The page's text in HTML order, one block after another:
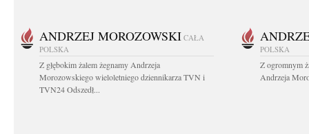
ANDRZEJ MOROZOWSKI CAŁA
POLSKA
Z głębokim żalem żegnamy Andrzeja
Morozowskiego wieloletniego dziennikarza TVN i
TVN24 Odszedł...
POLSKA
Z ogromnym
Andrzeja